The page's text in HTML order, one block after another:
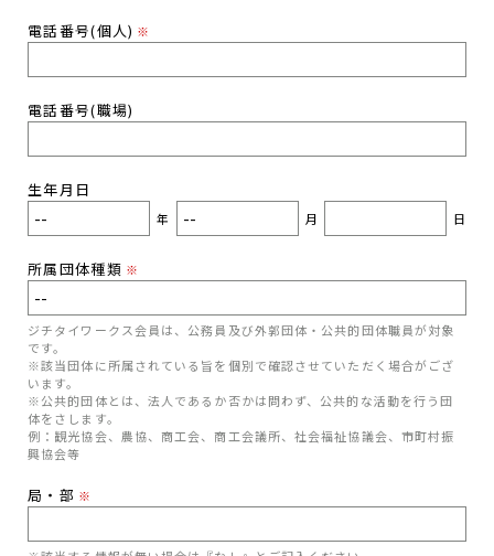
電話番号(個人) ※
電話番号(職場)
生年月日
年 月 日
所属団体種類 ※
ジチタイワークス会員は、公務員及び外郭団体・公共的団体職員が対象
です。
※該当団体に所属されている旨を個別で確認させていただく場合がござ
います。
※公共的団体とは、法人であるか否かは問わず、公共的な活動を行う団
体をさします。
例：観光協会、農協、商工会、商工会議所、社会福祉協議会、市町村振
興協会等
局・部 ※